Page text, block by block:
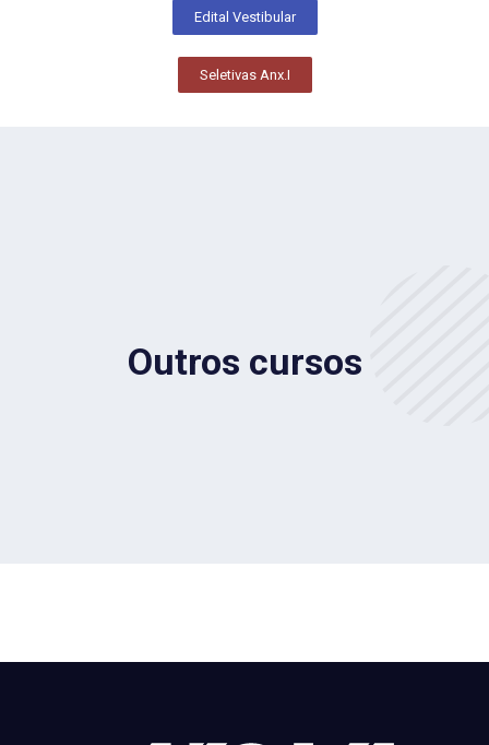
Edital Vestibular
Seletivas Anx.I
Outros cursos